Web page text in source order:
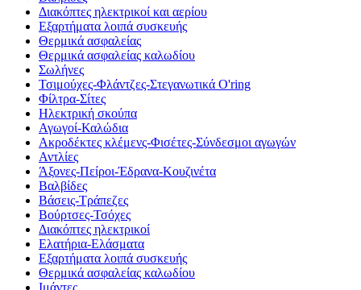
Διακόπτες ηλεκτρικοί και αερίου
Εξαρτήματα λοιπά συσκευής
Θερμικά ασφαλείας
Θερμικά ασφαλείας καλωδίου
Σωλήνες
Τσιμούχες-Φλάντζες-Στεγανωτικά O'ring
Φίλτρα-Σίτες
Ηλεκτρική σκούπα
Αγωγοί-Καλώδια
Ακροδέκτες κλέμενς-Φισέτες-Σύνδεσμοι αγωγών
Αντλίες
Άξονες-Πείροι-Έδρανα-Κουζινέτα
Βαλβίδες
Βάσεις-Τράπεζες
Βούρτσες-Τσόχες
Διακόπτες ηλεκτρικοί
Ελατήρια-Ελάσματα
Εξαρτήματα λοιπά συσκευής
Θερμικά ασφαλείας καλωδίου
Ιμάντες